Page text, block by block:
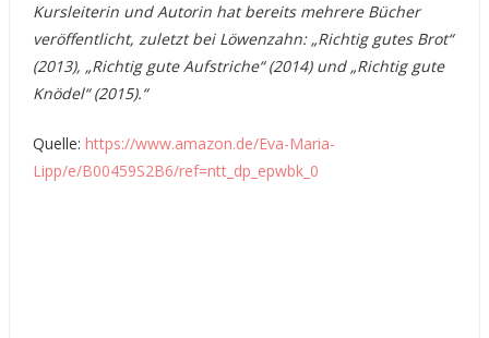
Kursleiterin und Autorin hat bereits mehrere Bücher
veröffentlicht, zuletzt bei Löwenzahn: „Richtig gutes Brot“
(2013), „Richtig gute Aufstriche“ (2014) und „Richtig gute
Knödel“ (2015).“
Quelle: https://www.amazon.de/Eva-Maria-
Lipp/e/B00459S2B6/ref=ntt_dp_epwbk_0